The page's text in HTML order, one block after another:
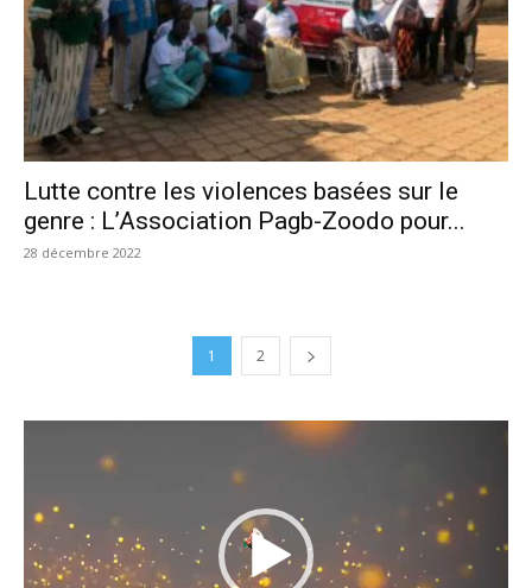
Lutte contre les violences basées sur le
genre : L’Association Pagb-Zoodo pour...
28 décembre 2022
1 2